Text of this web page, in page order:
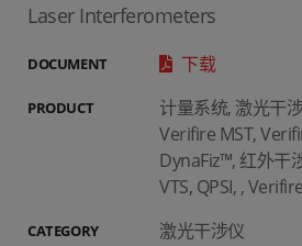
Laser Interferometers
DOCUMENT 下载
PRODUCT
计量系统, 激光干
Verifire MST,
DynaFiz™, 红外干
VTS, QPSI, ,
CATEGORY 激光干涉仪